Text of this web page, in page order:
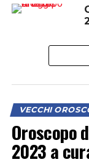
VECCHI
Oroscopo
2023 a